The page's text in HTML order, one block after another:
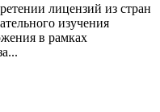
лицензий из стран
изучения
в рамках